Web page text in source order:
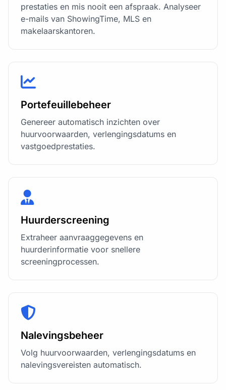
prestaties en mis nooit een afspraak. Analyseer
e-mails van ShowingTime, MLS en
makelaarskantoren.
Portefeuillebeheer
Genereer automatisch inzichten over
huurvoorwaarden, verlengingsdatums en
vastgoedprestaties.
Huurderscreening
Extraheer aanvraaggegevens en
huurderinformatie voor snellere
screeningprocessen.
Nalevingsbeheer
Volg huurvoorwaarden, verlengingsdatums en
nalevingsvereisten automatisch.